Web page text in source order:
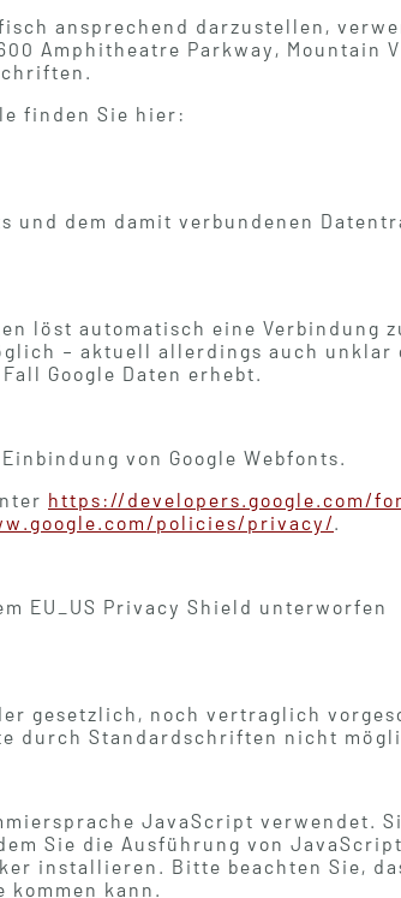
ansprechend darzustellen,
Amphitheatre Parkway, Mountain
finden Sie hier:
und dem damit verbundenen
löst automatisch eine Verbindung
– aktuell allerdings auch unklar
Google Daten erhebt.
von Google Webfonts.
https://developers.google.com/
policies/privacy/.
EU_US Privacy Shield unterworfen
gesetzlich, noch vertraglich
durch Standardschriften nicht
JavaScript verwendet.
Sie die Ausführung von
installieren. Bitte beachten Sie,
kann.